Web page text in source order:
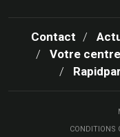
Contact
Votre
CONDITIONS